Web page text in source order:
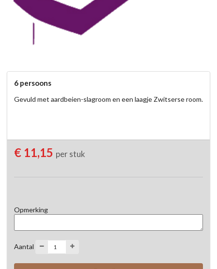
6 persoons
Gevuld met aardbeien-slagroom en een laagje Zwitserse room.
€ 11,15 per stuk
Opmerking
Aantal